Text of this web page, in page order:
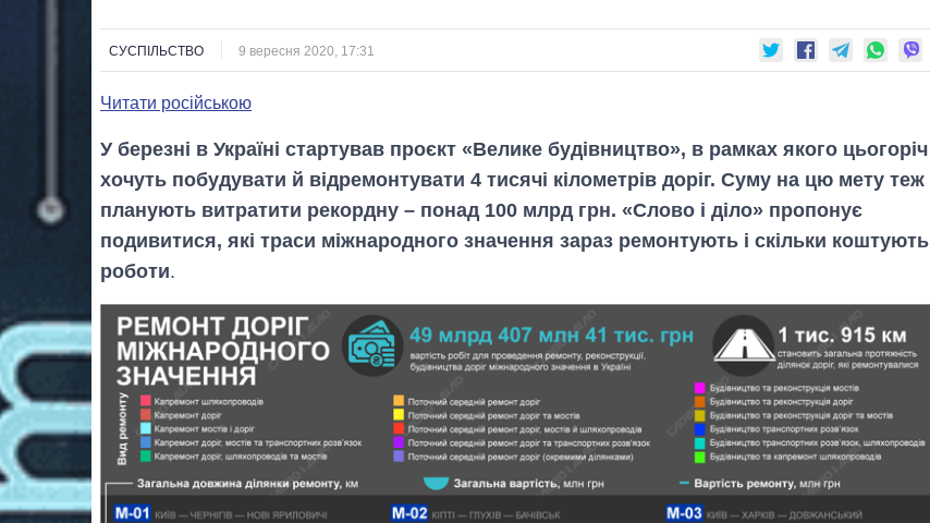
СУСПІЛЬСТВО 9 вересня 2020, 17:31
Читати російською
У березні в Україні стартував проєкт «Велике будівництво», в рамках якого цьогоріч
хочуть побудувати й відремонтувати 4 тисячі кілометрів доріг. Суму на цю мету теж
планують витратити рекордну – понад 100 млрд грн. «Слово і діло» пропонує
подивитися, які траси міжнародного значення зараз ремонтують і скільки коштують
роботи.